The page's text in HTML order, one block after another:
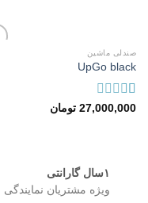
صندلی ماشین
UpGo black
امتیاز
27,000,000 تومان
۱سال گارانتی
ویژه مشتریان